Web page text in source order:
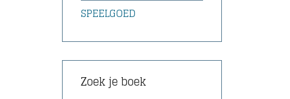
SPEELGOED
Zoek je boek